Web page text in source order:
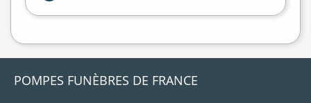
POMPES FUNÈBRES DE FRANCE